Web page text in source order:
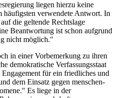
liegen hierzu keine
häufigsten verwendete Antwort. In
die geltende Rechtslage
Beantwortung ist schon aufgrund
nicht möglich."
in einer Vorbemerkung zu ihren
demokratische Verfassungsstaat
für ein friedliches und
dem Einsatz gegen menschen-
Es liege in der